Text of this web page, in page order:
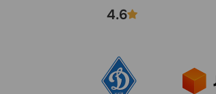
4.6